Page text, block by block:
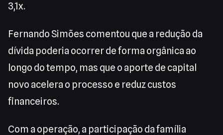
3,1x.
Fernando Simões comentou que a redução da
dívida poderia ocorrer de forma orgânica ao
longo do tempo, mas que o aporte de capital
novo acelera o processo e reduz custos
financeiros.
Com a operação, a participação da família